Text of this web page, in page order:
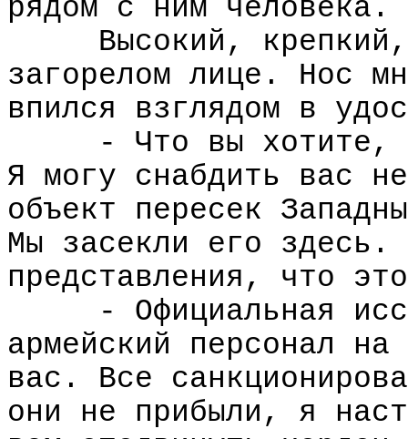
рядом с ним человека.
Высокий,
загорелом лице. Нос
впился взглядом в
- Что вы хотите,
Я могу снабдить вас
объект пересек
Мы засекли его здесь.
представления, что
- Официальная
армейский персонал
вас. Все
они не прибыли, я